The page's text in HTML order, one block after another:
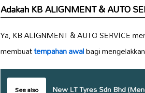
Adakah KB ALIGNMENT & AUTO
Ya, KB ALIGNMENT & AUTO SERVICE
membuattempahan awalbagi
See also New LT Tyres Sdn Bhd